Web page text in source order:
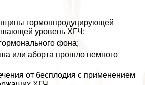
гормонпродуцирующей
уровень ХГЧ;
фона;
или aбopта прошло немного
от бесплодия с применением